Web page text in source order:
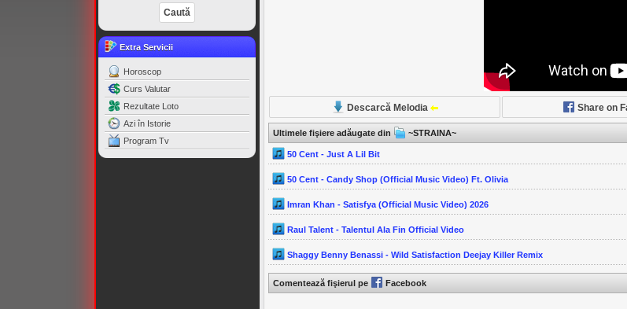
Extra Servicii
Horoscop
Curs Valutar
Rezultate Loto
Azi în Istorie
Program Tv
Descarcă Melodia Share on
Ultimele fişiere adăugate din ~STRAINA~
50 Cent - Just A Lil Bit
50 Cent - Candy Shop (Official Music Video) Ft. Olivia
Imran Khan - Satisfya (Official Music Video) 2026
Raul Talent - Talentul Ala Fin Official Video
Shaggy Benny Benassi - Wild Satisfaction Deejay Killer Remix
Comentează fişierul pe Facebook